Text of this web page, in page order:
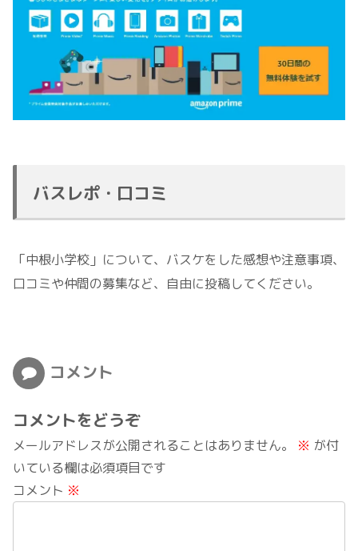
バスレポ・口コミ
「中根小学校」について、バスケをした感想や注意事項、
口コミや仲間の募集など、自由に投稿してください。
コメント
コメントをどうぞ
メールアドレスが公開されることはありません。 ※ が付
いている欄は必須項目です
コメント ※